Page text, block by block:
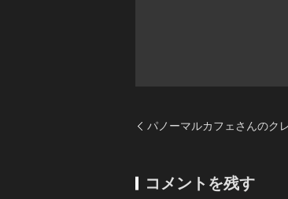
パノーマルカフェさんのク
コメントを残す